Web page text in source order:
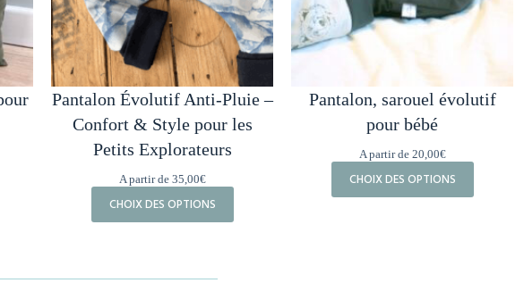
Pantalon Évolutif Anti-Pluie –
Confort & Style pour les
Petits Explorateurs
A partir de 35,00€
CHOIX DES OPTIONS
Pantalon, sarouel évolutif
pour bébé
A partir de 20,00€
CHOIX DES OPTIONS